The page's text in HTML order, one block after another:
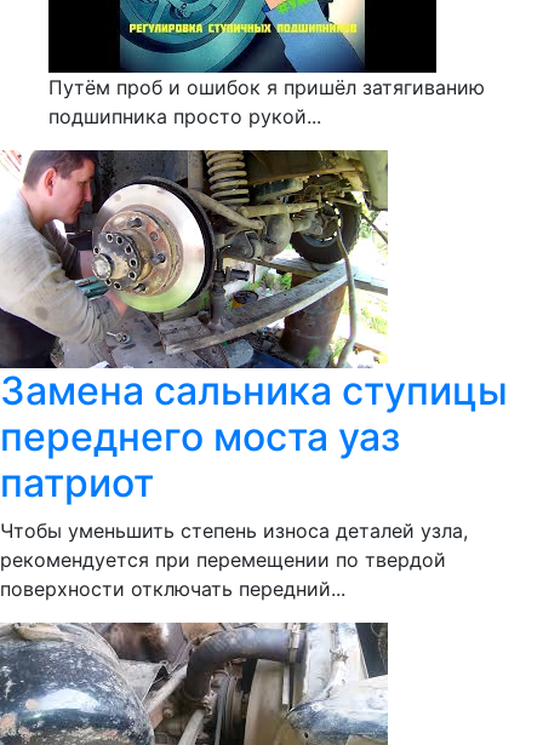
Путём проб и ошибок я пришёл затягиванию
подшипника просто рукой...
Замена сальника ступицы
переднего моста уаз
патриот
Чтобы уменьшить степень износа деталей узла,
рекомендуется при перемещении по твердой
поверхности отключать передний...